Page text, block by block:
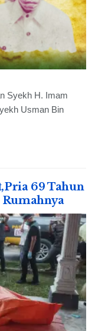
Syekh H. Imam
Usman Bin
69 Tahun